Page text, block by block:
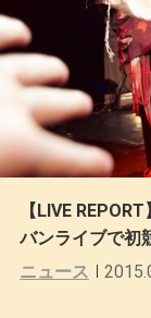
【LIVE
バンライブで初
ニュース